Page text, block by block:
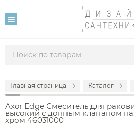
Главная страница Каталог
Axor Edge Смеситель для
высокий с донным клапаном на
хром 46031000